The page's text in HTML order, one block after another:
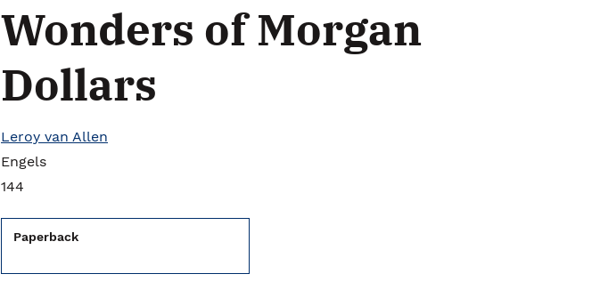
Wonders of Morgan
Dollars
Leroy van Allen
Engels
144
Paperback